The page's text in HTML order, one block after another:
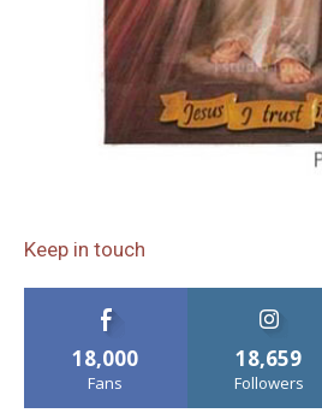
Keep in touch
18,000
Fans
18,659
Followers